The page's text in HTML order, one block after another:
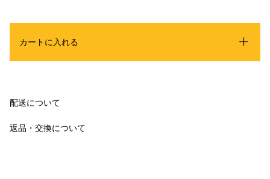
カートに入れる
配送について
返品・交換について